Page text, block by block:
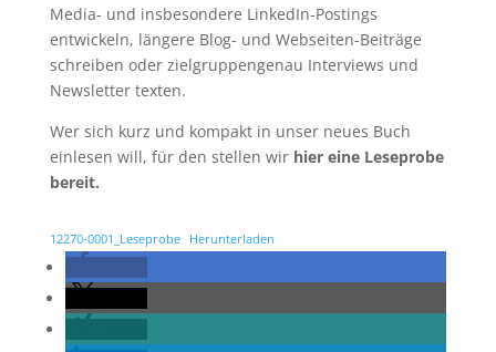
Media- und insbesondere LinkedIn-Postings
entwickeln, längere Blog- und Webseiten-Beiträge
schreiben oder zielgruppengenau Interviews und
Newsletter texten.
Wer sich kurz und kompakt in unser neues Buch
einlesen will, für den stellen wir hier eine Leseprobe
bereit.
12270-0001_Leseprobe Herunterladen